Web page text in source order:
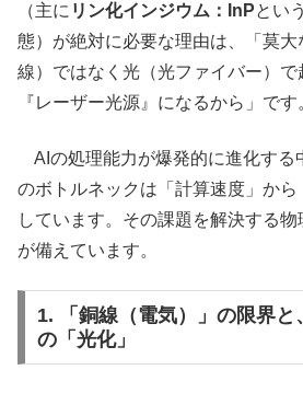
（主に リン化インジウム：InPとい
態）が絶対に必要な理由は、「莫
線）ではなく光（光ファイバー）
『レーザー光源』になるから」です
AIの処理能力が爆発的に進化する
のボトルネックは「計算速度」か
しています。その課題を解決する
が備えています。
1. 「銅線（電気）」の限界と
の「光化」